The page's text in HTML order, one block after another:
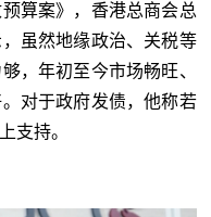
算案》，香港总商会总
虽然地缘政治、关税等
，年初至今市场畅旺、
对于政府发债，他称若
支持。